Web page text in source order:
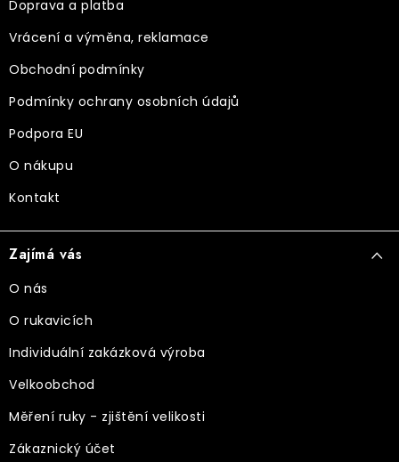
Doprava a platba
Vrácení a výměna, reklamace
Obchodní podmínky
Podmínky ochrany osobních údajů
Podpora EU
O nákupu
Kontakt
Zajímá vás
O nás
O rukavicích
Individuální zakázková výroba
Velkoobchod
Měření ruky - zjištění velikosti
Zákaznický účet